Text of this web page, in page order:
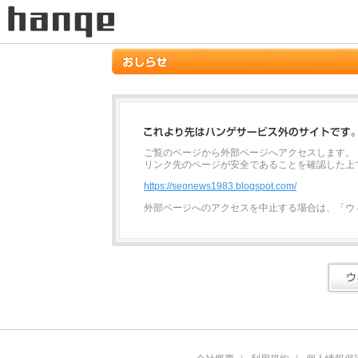
ご覧のページから外部ページへアクセスします。
リンク先のページが安全であることを確認した
https://seonews1983.blogspot.com/
外部ページへのアクセスを中止する場合は、「